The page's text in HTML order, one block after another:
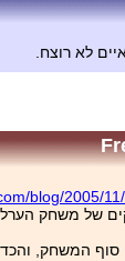
לא רוצח.
blog/2005/11/
של משחק